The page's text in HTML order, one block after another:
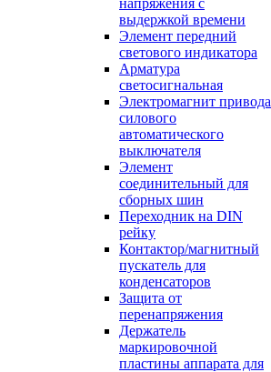
напряжения с
выдержкой времени
Элемент передний
светового индикатора
Арматура
светосигнальная
Электромагнит привода
силового
автоматического
выключателя
Элемент
соединительный для
сборных шин
Переходник на DIN
рейку
Контактор/магнитный
пускатель для
конденсаторов
Защита от
перенапряжения
Держатель
маркировочной
пластины аппарата для